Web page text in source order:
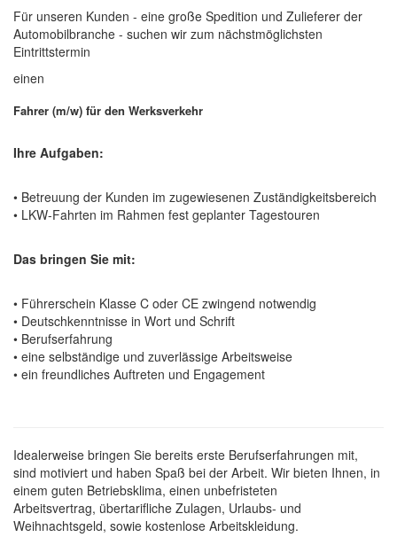
Für unseren Kunden - eine große Spedition und Zulieferer der
Automobilbranche - suchen wir zum nächstmöglichsten
Eintrittstermin
einen
Fahrer (m/w) für den Werksverkehr
Ihre Aufgaben:
• Betreuung der Kunden im zugewiesenen Zuständigkeitsbereich
• LKW-Fahrten im Rahmen fest geplanter Tagestouren
Das bringen Sie mit:
• Führerschein Klasse C oder CE zwingend notwendig
• Deutschkenntnisse in Wort und Schrift
• Berufserfahrung
• eine selbständige und zuverlässige Arbeitsweise
• ein freundliches Auftreten und Engagement
Idealerweise bringen Sie bereits erste Berufserfahrungen mit,
sind motiviert und haben Spaß bei der Arbeit. Wir bieten Ihnen, in
einem guten Betriebsklima, einen unbefristeten
Arbeitsvertrag, übertarifliche Zulagen, Urlaubs- und
Weihnachtsgeld, sowie kostenlose Arbeitskleidung.